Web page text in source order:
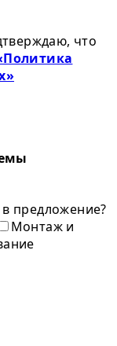
что
предложение?
Монтаж и